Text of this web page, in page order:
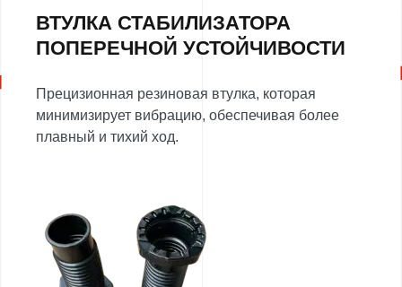
ВТУЛКА СТАБИЛИЗАТОРА
ПОПЕРЕЧНОЙ УСТОЙЧИВОСТИ
Прецизионная резиновая втулка, которая
минимизирует вибрацию, обеспечивая более
плавный и тихий ход.